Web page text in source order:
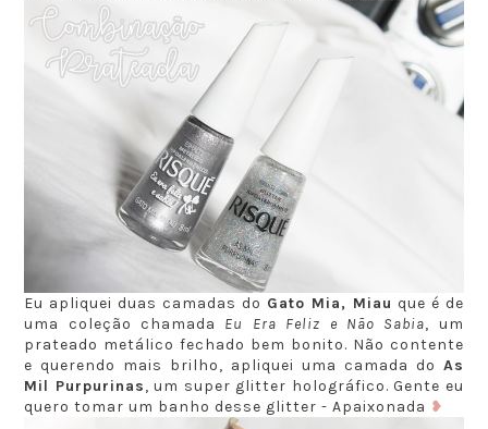
Eu apliquei duas camadas do Gato Mia, Miau que é de
uma coleção chamada Eu Era Feliz e Não Sabia, um
prateado metálico fechado bem bonito. Não contente
e querendo mais brilho, apliquei uma camada do As
Mil Purpurinas, um super glitter holográfico. Gente eu
quero tomar um banho desse glitter - Apaixonada ❥